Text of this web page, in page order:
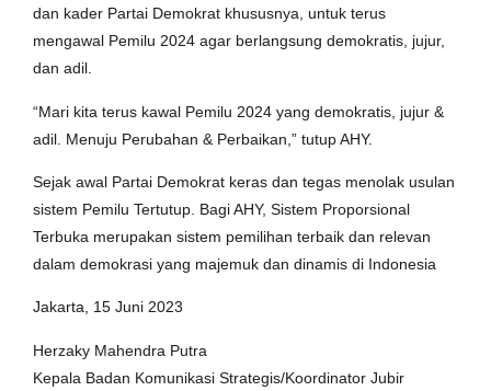
dan kader Partai Demokrat khususnya, untuk terus
mengawal Pemilu 2024 agar berlangsung demokratis, jujur,
dan adil.
“Mari kita terus kawal Pemilu 2024 yang demokratis, jujur &
adil. Menuju Perubahan & Perbaikan,” tutup AHY.
Sejak awal Partai Demokrat keras dan tegas menolak usulan
sistem Pemilu Tertutup. Bagi AHY, Sistem Proporsional
Terbuka merupakan sistem pemilihan terbaik dan relevan
dalam demokrasi yang majemuk dan dinamis di Indonesia
Jakarta, 15 Juni 2023
Herzaky Mahendra Putra
Kepala Badan Komunikasi Strategis/Koordinator Jubir